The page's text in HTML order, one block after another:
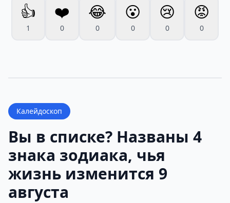
👍
1
❤️
0
😂
0
😮
0
😢
0
😡
0
Калейдоскоп
Вы в списке? Названы 4
знака зодиака, чья
жизнь изменится 9
августа